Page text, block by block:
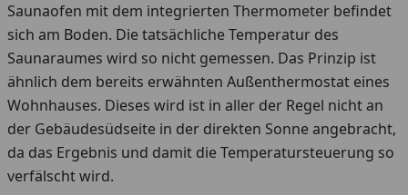
Saunaofen mit dem integrierten Thermometer befindet
sich am Boden. Die tatsächliche Temperatur des
Saunaraumes wird so nicht gemessen. Das Prinzip ist
ähnlich dem bereits erwähnten Außenthermostat eines
Wohnhauses. Dieses wird ist in aller der Regel nicht an
der Gebäudesüdseite in der direkten Sonne angebracht,
da das Ergebnis und damit die Temperatursteuerung so
verfälscht wird.